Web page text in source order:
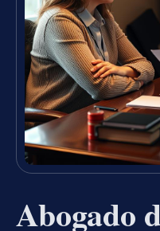
Abogado